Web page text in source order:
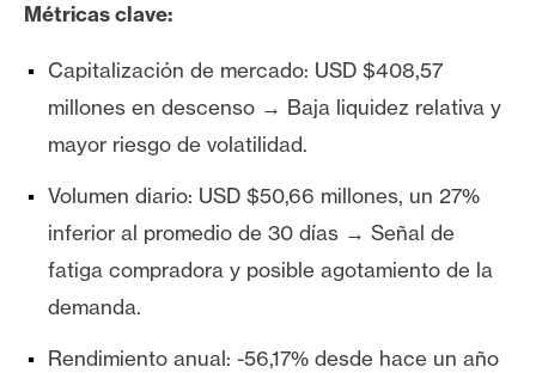
r
e
n
s
a
T
e
m
a
s
Métricas clave:
Capitalización de mercado: USD $408,57
millones en descenso → Baja liquidez relativa y
mayor riesgo de volatilidad.
Volumen diario: USD $50,66 millones, un 27%
inferior al promedio de 30 días → Señal de
fatiga compradora y posible agotamiento de la
demanda.
Rendimiento anual: -56,17% desde hace un año